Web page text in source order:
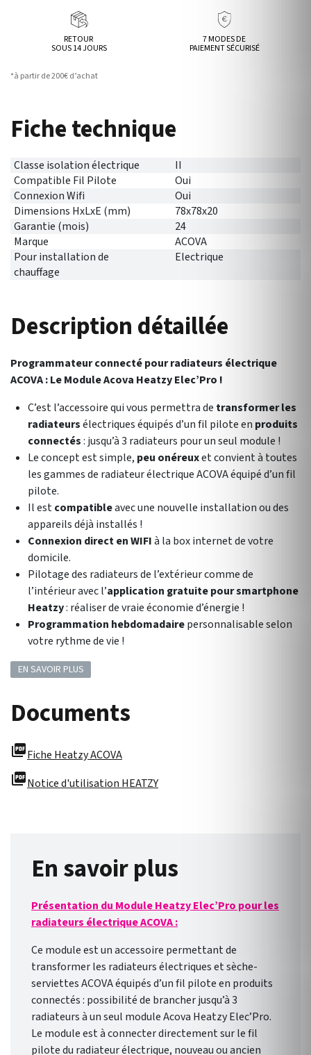
RETOUR
SOUS 14 JOURS
7 MODES DE
PAIEMENT SÉCURISÉ
*à partir de 200€ d’achat
Fiche technique
Classe isolation électrique
II
Compatible Fil Pilote
Oui
Connexion Wifi
Oui
Dimensions HxLxE (mm)
78x78x20
Garantie (mois)
24
Marque
ACOVA
Pour installation de
chauffage
Electrique
Description détaillée
Programmateur connecté pour radiateurs électrique
ACOVA : Le Module Acova Heatzy Elec’Pro !
C’est l’accessoire qui vous permettra de transformer les
radiateursélectriques équipés d’un fil pilote en produits
connectés: jusqu’à 3 radiateurs pour un seul module !
Le concept est simple, peu onéreuxet convient à toutes
les gammes de radiateur électrique ACOVA équipé d’un fil
pilote.
Il estcompatibleavec une nouvelle installation ou des
appareils déjà installés !
Connexion direct en WIFIà la box internet de votre
domicile.
Pilotage des radiateurs de l’extérieur comme de
l’intérieur avec l’application gratuite pour smartphone
Heatzy: réaliser de vraie économie d’énergie !
Programmation hebdomadairepersonnalisable selon
votre rythme de vie !
EN SAVOIR PLUS
Documents
picture_as_pdfFiche Heatzy ACOVA
picture_as_pdfNotice d'utilisation HEATZY
En savoir plus
Présentation du Module Heatzy Elec’Pro pour les
radiateurs électrique ACOVA :
Ce module est un accessoire permettant de
transformer les radiateurs électriques et sèche-
serviettes ACOVA équipés d’un fil pilote en produits
connectés : possibilité de brancher jusqu’à 3
radiateurs à un seul module Acova Heatzy Elec’Pro.
Le module est à connecter directement sur le fil
pilote du radiateur électrique, nouveau ou ancien